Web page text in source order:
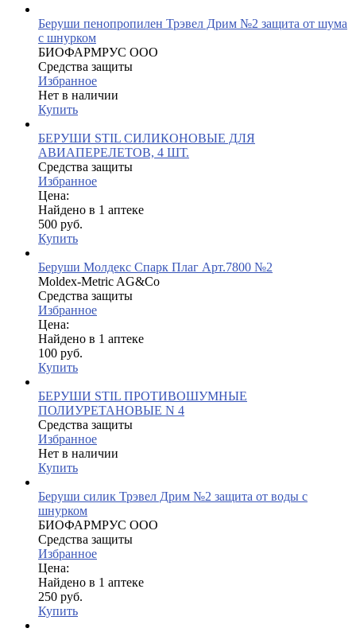
Беруши пенопропилен Трэвел Дрим №2 защита от шума
с шнурком
БИОФАРМРУС ООО
Средства защиты
Избранное
Нет в наличии
Купить
БЕРУШИ STIL СИЛИКОНОВЫЕ ДЛЯ
АВИАПЕРЕЛЕТОВ, 4 ШТ.
Средства защиты
Избранное
Цена:
Найдено в 1 аптеке
500 руб.
Купить
Беруши Молдекс Спарк Плаг Арт.7800 №2
Moldex-Metric AG&Co
Средства защиты
Избранное
Цена:
Найдено в 1 аптеке
100 руб.
Купить
БЕРУШИ STIL ПРОТИВОШУМНЫЕ
ПОЛИУРЕТАНОВЫЕ N 4
Средства защиты
Избранное
Нет в наличии
Купить
Беруши силик Трэвел Дрим №2 защита от воды с
шнурком
БИОФАРМРУС ООО
Средства защиты
Избранное
Цена:
Найдено в 1 аптеке
250 руб.
Купить